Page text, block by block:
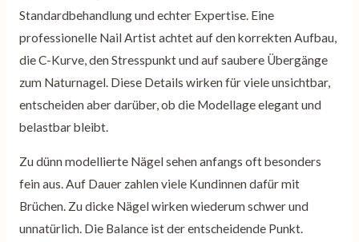
Standardbehandlung und echter Expertise. Eine
professionelle Nail Artist achtet auf den korrekten Aufbau,
die C-Kurve, den Stresspunkt und auf saubere Übergänge
zum Naturnagel. Diese Details wirken für viele unsichtbar,
entscheiden aber darüber, ob die Modellage elegant und
belastbar bleibt.
Zu dünn modellierte Nägel sehen anfangs oft besonders
fein aus. Auf Dauer zahlen viele Kundinnen dafür mit
Brüchen. Zu dicke Nägel wirken wiederum schwer und
unnatürlich. Die Balance ist der entscheidende Punkt.